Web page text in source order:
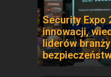
Security Expo
innowacji,
liderów branży